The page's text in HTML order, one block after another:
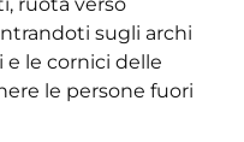
ruota verso
sugli archi
le cornici delle
le persone fuori